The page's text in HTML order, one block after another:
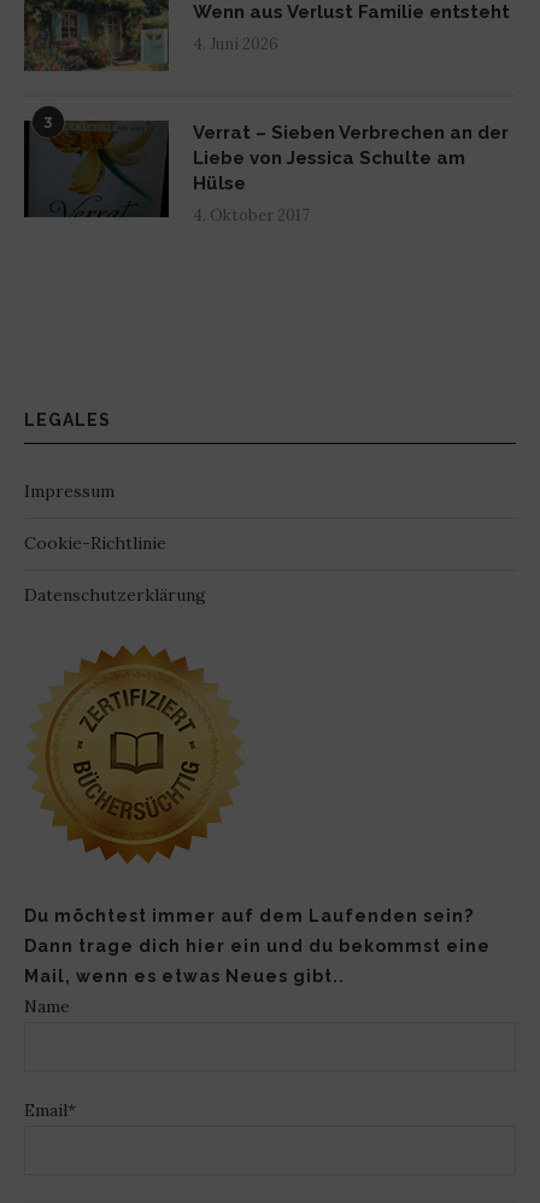
Wenn aus Verlust Familie entsteht
4. Juni 2026
3
Verrat – Sieben Verbrechen an der
Liebe von Jessica Schulte am
Hülse
4. Oktober 2017
LEGALES
Impressum
Cookie-Richtlinie
Datenschutzerklärung
Du möchtest immer auf dem Laufenden sein?
Dann trage dich hier ein und du bekommst eine
Mail, wenn es etwas Neues gibt..
Name
Email*